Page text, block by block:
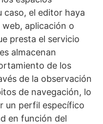
caso, el editor haya
aplicación o
presta el servicio
almacenan
de los
de la observación
de navegación, lo
un perfil específico
en función del